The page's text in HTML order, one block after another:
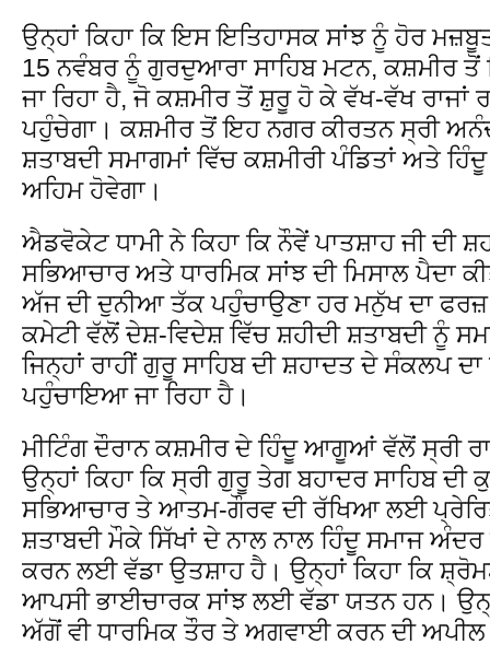
ਉਨ੍ਹਾਂ ਕਿਹਾ ਕਿ ਇਸ ਇਤਿਹਾਸਕ ਸਾਂਝ ਨੂੰ ਹੋਰ
15 ਨਵੰਬਰ ਨੂੰ ਗੁਰਦੁਆਰਾ ਸਾਹਿਬ ਮਟਨ, ਕਸ਼ਮੀਰ
ਜਾ ਰਿਹਾ ਹੈ, ਜੋ ਕਸ਼ਮੀਰ ਤੋਂ ਸ਼ੁਰੂ ਹੋ ਕੇ ਵੱਖ-ਵੱਖ ਰਾਜਾਂ
ਪਹੁੰਚੇਗਾ। ਕਸ਼ਮੀਰ ਤੋਂ ਇਹ ਨਗਰ ਕੀਰਤਨ ਸ੍ਰੀ
ਸ਼ਤਾਬਦੀ ਸਮਾਗਮਾਂ ਵਿੱਚ ਕਸ਼ਮੀਰੀ ਪੰਡਿਤਾਂ ਅਤੇ
ਅਹਿਮ ਹੋਵੇਗਾ।
ਐਡਵੋਕੇਟ ਧਾਮੀ ਨੇ ਕਿਹਾ ਕਿ ਨੌਵੇਂ ਪਾਤਸ਼ਾਹ ਜੀ ਦੀ
ਸਭਿਆਚਾਰ ਅਤੇ ਧਾਰਮਿਕ ਸਾਂਝ ਦੀ ਮਿਸਾਲ ਪੈਦਾ
ਅੱਜ ਦੀ ਦੁਨੀਆ ਤੱਕ ਪਹੁੰਚਾਉਣਾ ਹਰ ਮਨੁੱਖ ਦਾ
ਕਮੇਟੀ ਵੱਲੋਂ ਦੇਸ਼-ਵਿਦੇਸ਼ ਵਿੱਚ ਸ਼ਹੀਦੀ ਸ਼ਤਾਬਦੀ ਨੂੰ
ਜਿਨ੍ਹਾਂ ਰਾਹੀਂ ਗੁਰੂ ਸਾਹਿਬ ਦੀ ਸ਼ਹਾਦਤ ਦੇ ਸੰਕਲਪ
ਪਹੁੰਚਾਇਆ ਜਾ ਰਿਹਾ ਹੈ।
ਮੀਟਿੰਗ ਦੌਰਾਨ ਕਸ਼ਮੀਰ ਦੇ ਹਿੰਦੂ ਆਗੂਆਂ ਵੱਲੋਂ ਸ੍ਰੀ
ਉਨ੍ਹਾਂ ਕਿਹਾ ਕਿ ਸ੍ਰੀ ਗੁਰੂ ਤੇਗ ਬਹਾਦਰ ਸਾਹਿਬ
ਸਭਿਆਚਾਰ ਤੇ ਆਤਮ-ਗੌਰਵ ਦੀ ਰੱਖਿਆ ਲਈ ਪ੍ਰੇਰਿਤ
ਸ਼ਤਾਬਦੀ ਮੌਕੇ ਸਿੱਖਾਂ ਦੇ ਨਾਲ ਨਾਲ ਹਿੰਦੂ ਸਮਾਜ
ਕਰਨ ਲਈ ਵੱਡਾ ਉਤਸ਼ਾਹ ਹੈ। ਉਨ੍ਹਾਂ ਕਿਹਾ ਕਿ
ਆਪਸੀ ਭਾਈਚਾਰਕ ਸਾਂਝ ਲਈ ਵੱਡਾ ਯਤਨ ਹਨ।
ਅੱਗੋਂ ਵੀ ਧਾਰਮਿਕ ਤੌਰ ਤੇ ਅਗਵਾਈ ਕਰਨ ਦੀ ਅਪੀਲ